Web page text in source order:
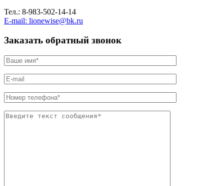
Тел.: 8-983-502-14-14
E-mail: lionewise@bk.ru
Заказать обратный звонок